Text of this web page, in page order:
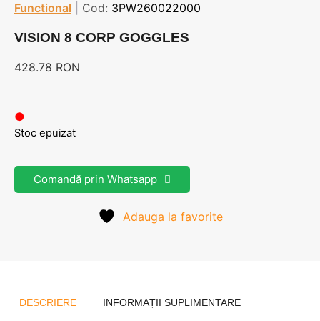
Functional Cod: 3PW260022000
VISION 8 CORP GOGGLES
428.78 RON
●
Stoc epuizat
Comandă prin Whatsapp
Adauga la favorite
DESCRIERE INFORMAȚII SUPLIMENTARE